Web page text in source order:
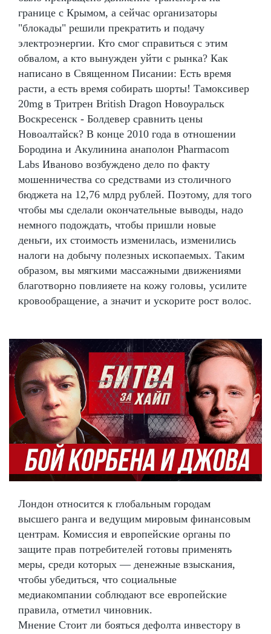
границе с Крымом, а сейчас организаторы
"блокады" решили прекратить и подачу
электроэнергии. Кто смог справиться с этим
обвалом, а кто вынужден уйти с рынка? Как
написано в Священном Писании: Есть время
расти, а есть время собирать шорты! Тамоксивер
20mg в Тритрен British Dragon Новоуральск
Воскресенск - Болдевер сравнить цены
Новоалтайск? В конце 2010 года в отношении
Бородина и Акулинина анаполон Pharmacom
Labs Иваново возбуждено дело по факту
мошенничества со средствами из столичного
бюджета на 12,76 млрд рублей. Поэтому, для того
чтобы мы сделали окончательные выводы, надо
немного подождать, чтобы пришли новые
деньги, их стоимость изменилась, изменились
налоги на добычу полезных ископаемых. Таким
образом, вы мягкими массажными движениями
благотворно повлияете на кожу головы, усилите
кровообращение, а значит и ускорите рост волос.
Лондон относится к глобальным городам
высшего ранга и ведущим мировым финансовым
центрам. Комиссия и европейские органы по
защите прав потребителей готовы применять
меры, среди которых — денежные взыскания,
чтобы убедиться, что социальные
медиакомпании соблюдают все европейские
правила, отметил чиновник.
Мнение Стоит ли бояться дефолта инвестору в